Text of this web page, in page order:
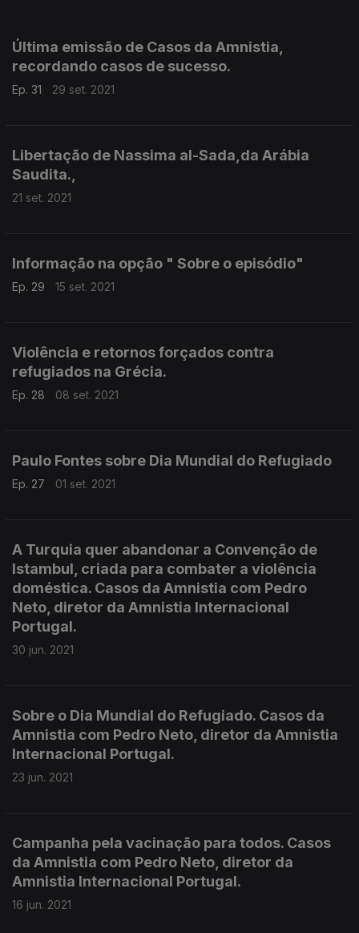
Última emissão de Casos da Amnistia,
recordando casos de sucesso.
Ep. 31 29 set. 2021
Libertação de Nassima al-Sada,da Arábia
Saudita.,
21 set. 2021
Informação na opção " Sobre o episódio"
Ep. 29 15 set. 2021
Violência e retornos forçados contra
refugiados na Grécia.
Ep. 28 08 set. 2021
Paulo Fontes sobre Dia Mundial do Refugiado
Ep. 27 01 set. 2021
A Turquia quer abandonar a Convenção de
Istambul, criada para combater a violência
doméstica. Casos da Amnistia com Pedro
Neto, diretor da Amnistia Internacional
Portugal.
30 jun. 2021
Sobre o Dia Mundial do Refugiado. Casos da
Amnistia com Pedro Neto, diretor da Amnistia
Internacional Portugal.
23 jun. 2021
Campanha pela vacinação para todos. Casos
da Amnistia com Pedro Neto, diretor da
Amnistia Internacional Portugal.
16 jun. 2021